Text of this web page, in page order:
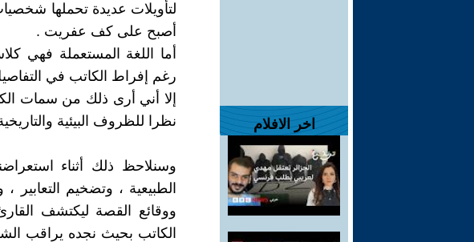
اخر الافلام
لتأويلات عديدة تحملها
أصبح على كف عفريت .
أما اللغة المستعملة فهي
رغم إفراط الكاتب في
إلا أني أرى ذلك من سمات
نظرا للظروف البيئية
وسنلاحظ ذلك أثناء
الطبيعية ، وتضخيم
ووقائع القصة ليكتشف
الكاتب بحيث نجده يراقب